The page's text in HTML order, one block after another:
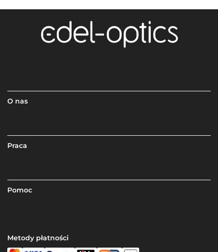
O nas
Praca
Pomoc
Metody płatności